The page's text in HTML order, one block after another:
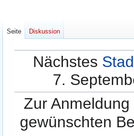
Nächstes
7.
Zur
gewünschten
Seite Diskussion